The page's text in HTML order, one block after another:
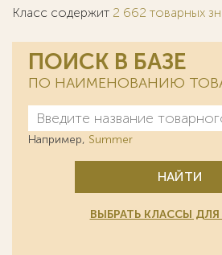
Класс содержит 2 662 товарных
ПОИСК В БАЗЕ
ПО НАИМЕНОВАНИЮ
Например, Summer
НАЙТИ
ВЫБРАТЬ КЛАССЫ